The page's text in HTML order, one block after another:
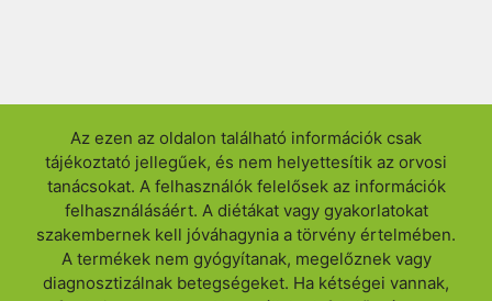
Az ezen az oldalon található információk csak
tájékoztató jellegűek, és nem helyettesítik az orvosi
tanácsokat. A felhasználók felelősek az információk
felhasználásáért. A diétákat vagy gyakorlatokat
szakembernek kell jóváhagynia a törvény értelmében.
A termékek nem gyógyítanak, megelőznek vagy
diagnosztizálnak betegségeket. Ha kétségei vannak,